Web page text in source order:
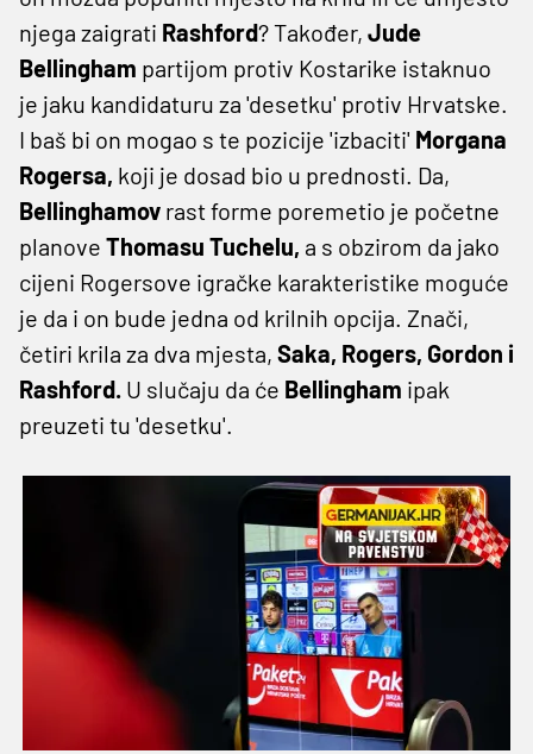
njega zaigrati Rashford? Također, Jude
Bellingham partijom protiv Kostarike istaknuo
je jaku kandidaturu za 'desetku' protiv Hrvatske.
I baš bi on mogao s te pozicije 'izbaciti' Morgana
Rogersa, koji je dosad bio u prednosti. Da,
Bellinghamov rast forme poremetio je početne
planove Thomasu Tuchelu, a s obzirom da jako
cijeni Rogersove igračke karakteristike moguće
je da i on bude jedna od krilnih opcija. Znači,
četiri krila za dva mjesta, Saka, Rogers, Gordon i
Rashford. U slučaju da će Bellingham ipak
preuzeti tu 'desetku'.